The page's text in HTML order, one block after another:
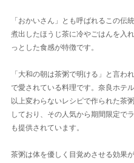
「おかいさん」とも呼ばれるこの伝
煮出したほうじ茶に冷やごはんを入
っとした食感が特徴です。
「大和の朝は茶粥で明ける」と言わ
で愛されている料理です。奈良ホテ
以上変わらないレシピで作られた茶
しており、その人気から期間限定で
も提供されています。
茶粥は体を優しく目覚めさせる効果